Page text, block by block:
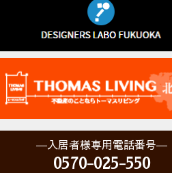
入居者様専用電話番号
0570-025-550